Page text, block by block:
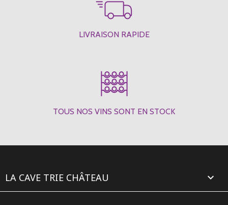
LIVRAISON RAPIDE
TOUS NOS VINS SONT EN STOCK
LA CAVE TRIE CHÂTEAU 